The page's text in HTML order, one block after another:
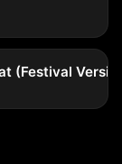
(Festival